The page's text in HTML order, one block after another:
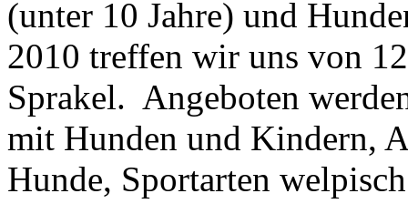
(unter 10 Jahre) und
2010 treffen wir uns von
Sprakel. Angeboten
mit Hunden und Kindern,
Hunde, Sportarten